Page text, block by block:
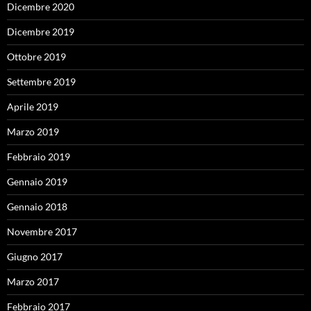
Dicembre 2020
Dicembre 2019
Ottobre 2019
Settembre 2019
Aprile 2019
Marzo 2019
Febbraio 2019
Gennaio 2019
Gennaio 2018
Novembre 2017
Giugno 2017
Marzo 2017
Febbraio 2017